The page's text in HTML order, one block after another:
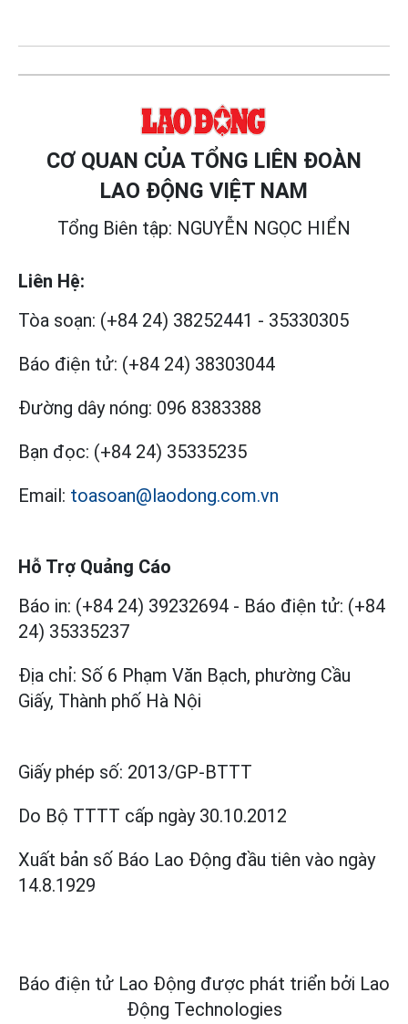
CƠ QUAN CỦA TỔNG LIÊN ĐOÀN
LAO ĐỘNG VIỆT NAM
Tổng Biên tập: NGUYỄN NGỌC HIỂN
Liên Hệ:
Tòa soạn: (+84 24) 38252441 - 35330305
Báo điện tử: (+84 24) 38303044
Đường dây nóng: 096 8383388
Bạn đọc: (+84 24) 35335235
Email: toasoan@laodong.com.vn
Hỗ Trợ Quảng Cáo
Báo in: (+84 24) 39232694 - Báo điện tử: (+84
24) 35335237
Địa chỉ: Số 6 Phạm Văn Bạch, phường Cầu
Giấy, Thành phố Hà Nội
Giấy phép số: 2013/GP-BTTT
Do Bộ TTTT cấp ngày 30.10.2012
Xuất bản số Báo Lao Động đầu tiên vào ngày
14.8.1929
Báo điện tử Lao Động được phát triển bởi Lao
Động Technologies